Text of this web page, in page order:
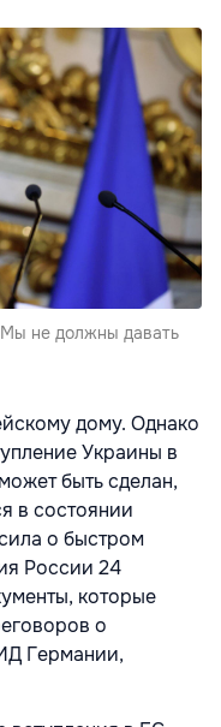
не должны давать
дому. Однако
Украины в
быть сделан,
в состоянии
о быстром
России 24
которые
о
Германии,